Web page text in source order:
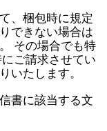
、梱包時に規定
できない場合は
その場合でも特
ご請求させてい
いたします。
書に該当する文